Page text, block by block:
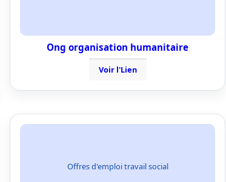
Ong organisation humanitaire
Voir l'Lien
Offres d'emploi travail social